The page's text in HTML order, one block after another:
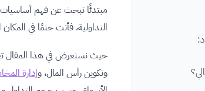
مبتدئًا تبحث عن فهم أساسيات
التداولية، فأنت حتمًا في
حيث نستعرض في هذا المقال
وتكوين رأس المال، وإدارة